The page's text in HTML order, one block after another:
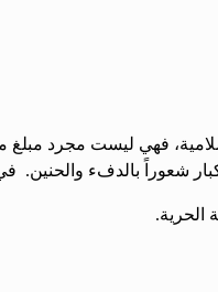
فهي ليست مجرد
شعوراً بالدفء
الحرية.